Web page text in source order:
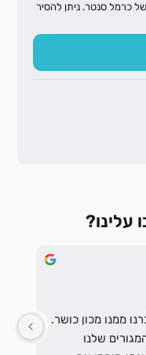
כרמל סנטר. ניתן להסיר
עלינו?
פגשתי את כרמל לראשונה כששכרנו ממנו מכון כושר.
פעם שניה כשהוא מכר את דירת המגורים שלנו